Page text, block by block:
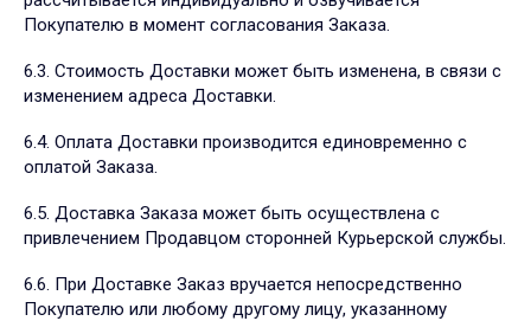
Покупателю в момент согласования Заказа.
6.3. Стоимость Доставки может быть изменена, в связи с
изменением адреса Доставки.
6.4. Оплата Доставки производится единовременно с
оплатой Заказа.
6.5. Доставка Заказа может быть осуществлена с
привлечением Продавцом сторонней Курьерской службы.
6.6. При Доставке Заказ вручается непосредственно
Покупателю или любому другому лицу, указанному